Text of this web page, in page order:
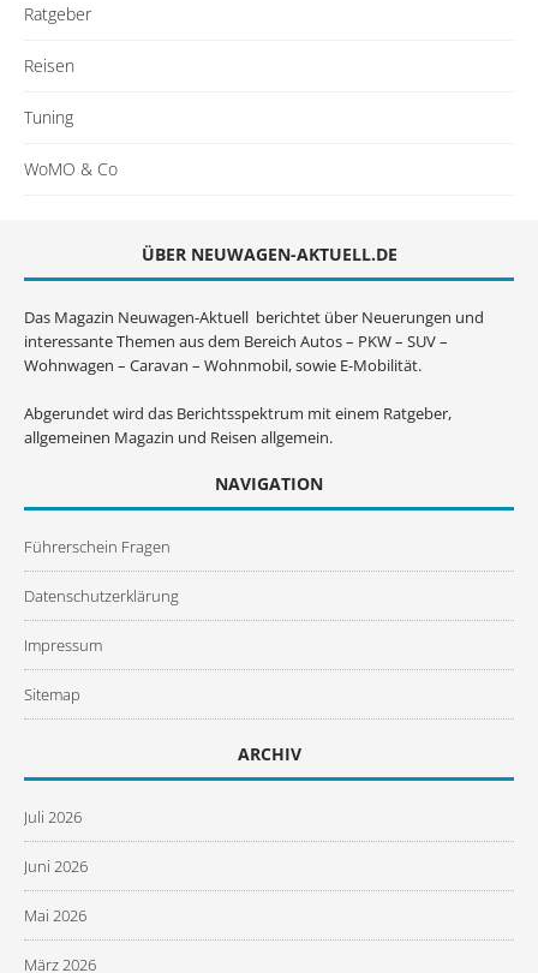
Ratgeber
Reisen
Tuning
WoMO & Co
ÜBER NEUWAGEN-AKTUELL.DE
Das Magazin Neuwagen-Aktuell berichtet über Neuerungen und
interessante Themen aus dem Bereich Autos – PKW – SUV –
Wohnwagen – Caravan – Wohnmobil, sowie E-Mobilität.
Abgerundet wird das Berichtsspektrum mit einem Ratgeber,
allgemeinen Magazin und Reisen allgemein.
NAVIGATION
Führerschein Fragen
Datenschutzerklärung
Impressum
Sitemap
ARCHIV
Juli 2026
Juni 2026
Mai 2026
März 2026